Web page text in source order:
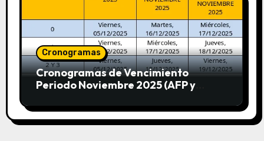
Cronogramas
Cronogramas de Vencimiento
Periodo Noviembre 2025 (AFP y